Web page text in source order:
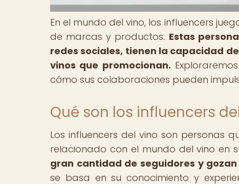
En el mundo del vino, los influencers
de marcas y productos. Estas
redes sociales, tienen la capacidad
vinos que promocionan.
cómo sus colaboraciones pueden
Qué son los influencers
Los influencers del vino son personas
relacionado con el mundo del vino en
gran cantidad de seguidores y
se basa en su conocimiento y